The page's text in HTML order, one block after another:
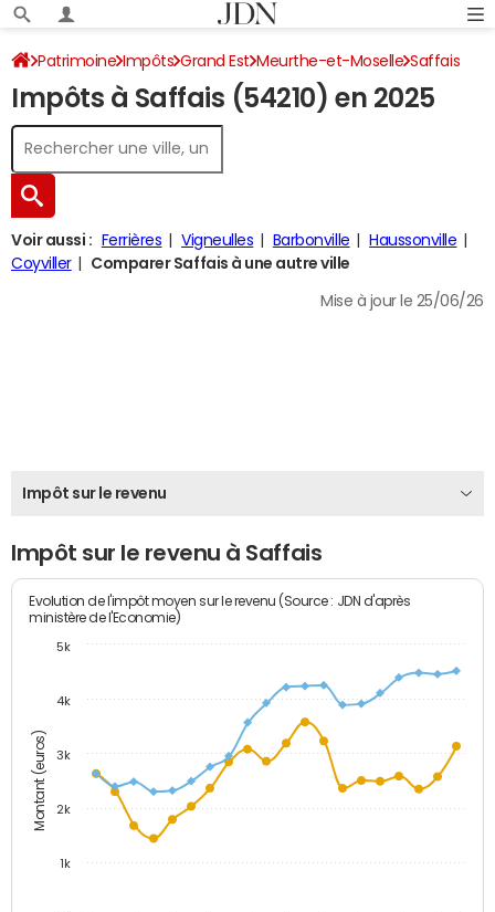
Patrimoine Impôts Grand Est Meurthe-et-Moselle Saffais
Impôt sur le revenu
Impôts à Saffais (54210) en 2025
Voir aussi : Ferrières Vigneulles Barbonville
Haussonville
Coyviller
Comparer Saffais à une autre ville
Mise à jour le 25/06/26
Impôt sur le revenu
Impôt sur le revenu à Saffais
Montant (euros)
Evolution de l'impôt moyen sur le revenu (Source : JDN d'après
ministère de l'Economie)
1k
2k
3k
4k
5k